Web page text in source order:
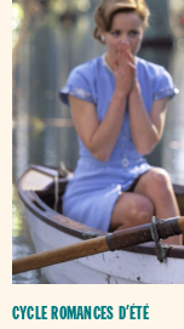
CYCLE ROMANCES D’ÉTÉ